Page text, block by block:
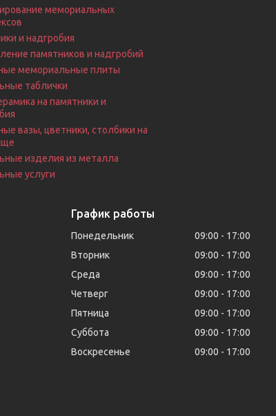
мемориальных
и надгробия
памятников и надгробий
мемориальные плиты
таблички
на памятники и
вазы, цветники, столбики на
изделия из металла
услуги
График работы
Понедельник 09:00
17:00
Вторник
09:00
17:00
Среда
09:00
17:00
Четверг
09:00
17:00
Пятница
09:00
17:00
Суббота
09:00
17:00
Воскресенье
09:00 17:00